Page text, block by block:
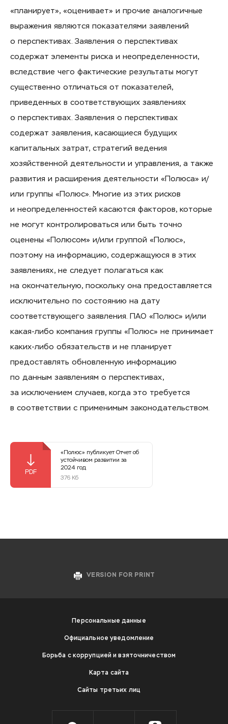
«планирует», «оценивает» и прочие аналогичные
выражения являются показателями заявлений
о перспективах. Заявления о перспективах
содержат элементы риска и неопределенности,
вследствие чего фактические результаты могут
существенно отличаться от показателей,
приведенных в соответствующих заявлениях
о перспективах. Заявления о перспективах
содержат заявления, касающиеся будущих
капитальных затрат, стратегий ведения
хозяйственной деятельности и управления, а также
развития и расширения деятельности «Полюса» и/
или группы «Полюс». Многие из этих рисков
и неопределенностей касаются факторов, которые
не могут контролироваться или быть точно
оценены «Полюсом» и/или группой «Полюс»,
поэтому на информацию, содержащуюся в этих
заявлениях, не следует полагаться как
на окончательную, поскольку она предоставляется
исключительно по состоянию на дату
соответствующего заявления. ПАО «Полюс» и/или
какая-либо компания группы «Полюс» не принимает
каких-либо обязательств и не планирует
предоставлять обновленную информацию
по данным заявлениям о перспективах,
за исключением случаев, когда это требуется
в соответствии с применимым законодательством.
«Полюс» публикует Отчет об
устойчивом развитии за
2024 год
376 Кб
VERSION FOR PRINT
Персональные данные
Официальное уведомление
Борьба с коррупцией и взяточничеством
Карта сайта
Сайты третьих лиц